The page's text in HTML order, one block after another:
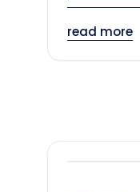
read more